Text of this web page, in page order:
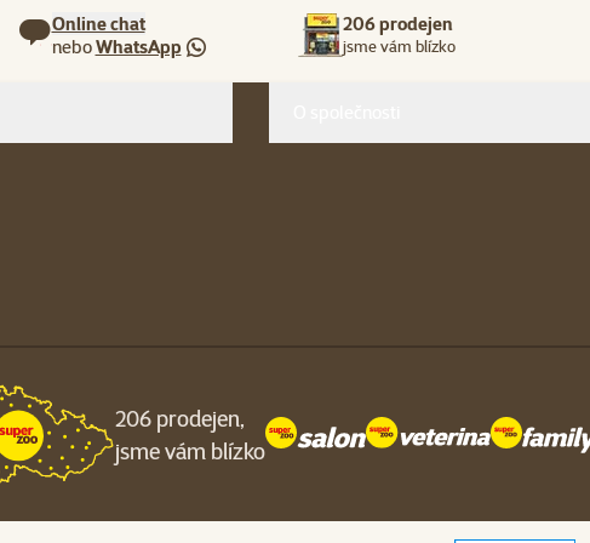
Online chat
neboWhatsApp
206 prodejen
jsme vám blízko
206 prodejen,
jsme vám blízko